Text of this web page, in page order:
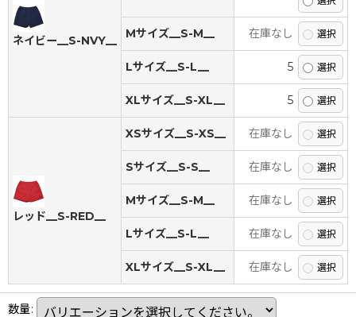
ネイビー__S-NVY__ Mサイズ__S-M__ 在庫なし
Lサイズ__S-L__ 5
XLサイズ__S-XL__ 5
レッド__S-RED__
XSサイズ__S-XS__ 在庫なし
Sサイズ__S-S__ 在庫なし
Mサイズ__S-M__ 在庫なし
Lサイズ__S-L__ 在庫なし
XLサイズ__S-XL__ 在庫なし
数量: